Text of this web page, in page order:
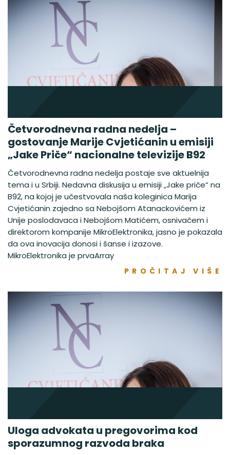
Četvorodnevna radna nedelja –
gostovanje Marije Cvjetićanin u emisiji
„Jake Priče“ nacionalne televizije B92
Četvorodnevna radna nedelja postaje sve aktuelnija
tema i u Srbiji. Nedavna diskusija u emisiji „Jake priče“ na
B92, na kojoj je učestvovala naša koleginica Marija
Cvjetićanin zajedno sa Nebojšom Atanackovićem iz
Unije poslodavaca i Nebojšom Matićem, osnivačem i
direktorom kompanije MikroElektronika, jasno je pokazala
da ova inovacija donosi i šanse i izazove.
MikroElektronika je prvaArray
PROČITAJ VIŠE
Uloga advokata u pregovorima kod
sporazumnog razvoda braka